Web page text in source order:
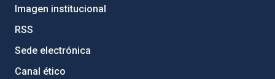
Imagen institucional
RSS
Sede electrónica
Canal ético